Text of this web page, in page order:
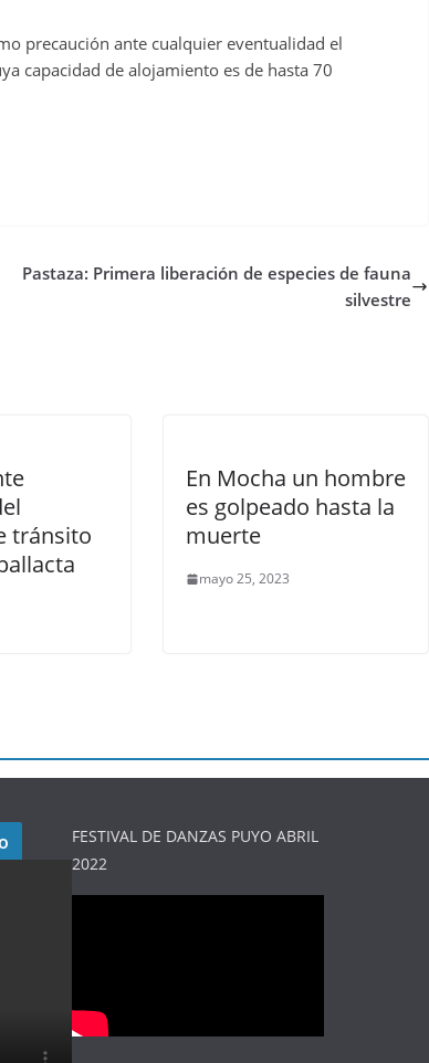
precaución ante cualquier eventualidad el
capacidad de alojamiento es de hasta 70
Pastaza: Primera liberación de especies de fauna
silvestre
tránsito
En Mocha un hombre
es golpeado hasta la
muerte
mayo 25, 2023
FESTIVAL DE DANZAS PUYO ABRIL
2022